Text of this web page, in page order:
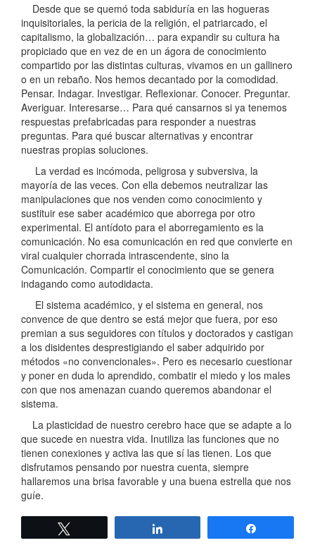
Desde que se quemó toda sabiduría en las hogueras
inquisitoriales, la pericia de la religión, el patriarcado, el
capitalismo, la globalización… para expandir su cultura ha
propiciado que en vez de en un ágora de conocimiento
compartido por las distintas culturas, vivamos en un gallinero
o en un rebaño. Nos hemos decantado por la comodidad.
Pensar. Indagar. Investigar. Reflexionar. Conocer. Preguntar.
Averiguar. Interesarse… Para qué cansarnos si ya tenemos
respuestas prefabricadas para responder a nuestras
preguntas. Para qué buscar alternativas y encontrar
nuestras propias soluciones.
La verdad es incómoda, peligrosa y subversiva, la
mayoría de las veces. Con ella debemos neutralizar las
manipulaciones que nos venden como conocimiento y
sustituir ese saber académico que aborrega por otro
experimental. El antídoto para el aborregamiento es la
comunicación. No esa comunicación en red que convierte en
viral cualquier chorrada intrascendente, sino la
Comunicación. Compartir el conocimiento que se genera
indagando como autodidacta.
El sistema académico, y el sistema en general, nos
convence de que dentro se está mejor que fuera, por eso
premian a sus seguidores con títulos y doctorados y castigan
a los disidentes desprestigiando el saber adquirido por
métodos «no convencionales». Pero es necesario cuestionar
y poner en duda lo aprendido, combatir el miedo y los males
con que nos amenazan cuando queremos abandonar el
sistema.
La plasticidad de nuestro cerebro hace que se adapte a lo
que sucede en nuestra vida. Inutiliza las funciones que no
tienen conexiones y activa las que sí las tienen. Los que
disfrutamos pensando por nuestra cuenta, siempre
hallaremos una brisa favorable y una buena estrella que nos
guíe.